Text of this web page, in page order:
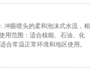
冲眼喷头的柔和泡沫式水流，相
用范围：适合核能、石油、化
合常温正常环境和地区使用。